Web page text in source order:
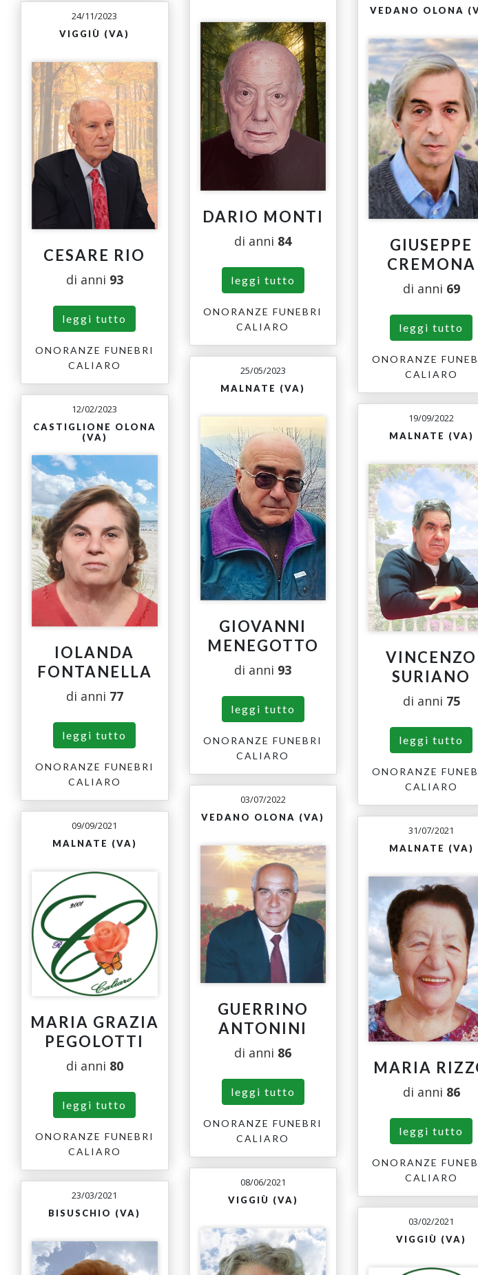
DARIO MONTI
di anni 84
leggi tutto
ONORANZE FUNEBRI
CALIARO
VEDANO OLONA
GIUSEPPE
CREMONA
di anni 69
leggi tutto
ONORANZE
CALIARO
24/11/2023
VIGGIÙ (VA)
CESARE RIO
di anni 93
leggi tutto
ONORANZE FUNEBRI
CALIARO
25/05/2023
MALNATE (VA)
GIOVANNI
MENEGOTTO
di anni 93
leggi tutto
ONORANZE FUNEBRI
CALIARO
12/02/2023
CASTIGLIONE OLONA
(VA)
IOLANDA
FONTANELLA
di anni 77
leggi tutto
ONORANZE FUNEBRI
CALIARO
19/09/2022
MALNATE (VA)
VINCENZO
SURIANO
di anni 75
leggi tutto
ONORANZE
CALIARO
03/07/2022
VEDANO OLONA (VA)
GUERRINO
ANTONINI
di anni 86
leggi tutto
ONORANZE FUNEBRI
CALIARO
09/09/2021
MALNATE (VA)
MARIA GRAZIA
PEGOLOTTI
di anni 80
leggi tutto
ONORANZE FUNEBRI
CALIARO
31/07/2021
MALNATE (VA)
MARIA
di anni 86
leggi tutto
ONORANZE
CALIARO
08/06/2021
VIGGIÙ (VA)
23/03/2021
BISUSCHIO (VA)
03/02/2021
VIGGIÙ (VA)